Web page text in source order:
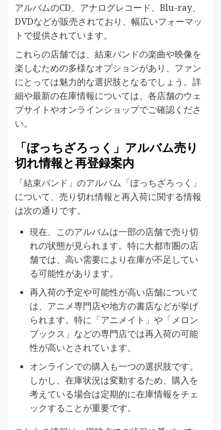
アルバムのCD、アナログレコード、Blu-ray、
DVDなどが販売されており、幅広いフォーマッ
トで提供されています。
これらの店舗では、結束バンドの楽曲や映像を
楽しむための多様なオプションがあり、ファン
にとっては魅力的な選択肢となるでしょう。詳
細や最新の在庫情報については、各店舗のウェ
ブサイトやオンラインショップでご確認くださ
い。
「ぼっちざろっく」アルバム売り
切れ情報と再登録案内
「結束バンド」のアルバム「ぼっちざろっく」
について、売り切れ情報と再入荷に関する情報
は次の通りです。
現在、このアルバムは一部の店舗で売り切
れの状態が見られます。特に大都市圏の店
舗では、高い需要により在庫が不足してい
る可能性があります。
再入荷の予定や可能性が高い店舗について
は、アニメ専門店や地方の書店などが挙げ
られます。特に「アニメイト」や「メロン
ブックス」などの専門店では再入荷の可能
性が高いとされています。
オンラインでの購入も一つの選択肢です。
しかし、在庫状況は変動するため、購入を
考えている場合は定期的に在庫情報をチェ
ックすることが重要です。